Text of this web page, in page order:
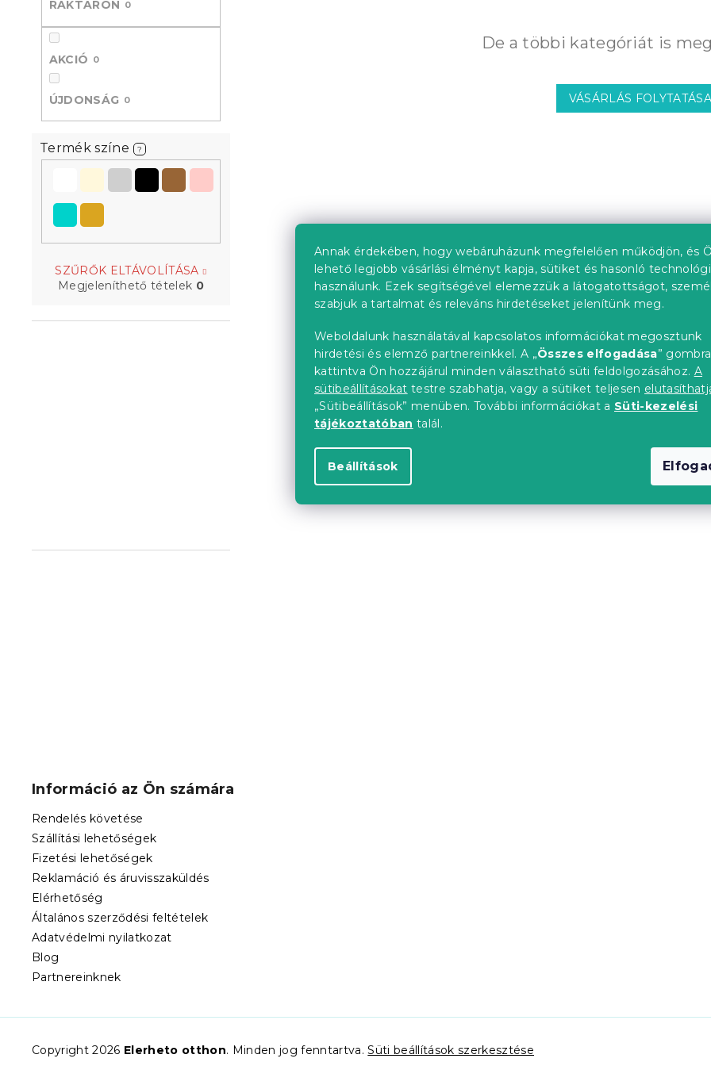
Annak érdekében, hogy webáruházunk megfelelően működjön, és
lehető legjobb vásárlási élményt kapja, sütiket és hasonló
használunk. Ezek segítségével elemezzük a látogatottságot,
szabjuk a tartalmat és releváns hirdetéseket jelenítünk meg.
Weboldalunk használatával kapcsolatos információkat megosztunk
hirdetési és elemző partnereinkkel. A „Összes elfogadása” gombra
kattintva Ön hozzájárul minden választható süti feldolgozásához. A
sütibeállításokat testre szabhatja, vagy a sütiket teljesen
„Sütibeállítások” menüben. További információkat a Süti-kezelési
tájékoztatóban talál.
Beállítások
RAKTÁRON 0
AKCIÓ 0
ÚJDONSÁG 0
Termék színe ?
SZŰRŐK ELTÁVOLÍTÁSA
Megjeleníthető tételek 0
De a többi kategóriát is
VÁSÁRLÁS FOLYTATÁSA
Információ az Ön számára
Rendelés követése
Szállítási lehetőségek
Fizetési lehetőségek
Reklamáció és áruvisszaküldés
Elérhetőség
Általános szerződési feltételek
Adatvédelmi nyilatkozat
Blog
Partnereinknek
Copyright 2026 Elerheto otthon. Minden jog fenntartva.Süti beállítások szerkesztése